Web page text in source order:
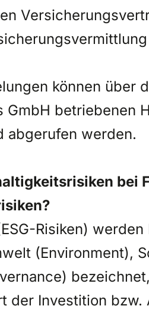
können über
GmbH betriebenen
abgerufen werden.
bei
Risiken)
(Environment),
der Investition bzw.